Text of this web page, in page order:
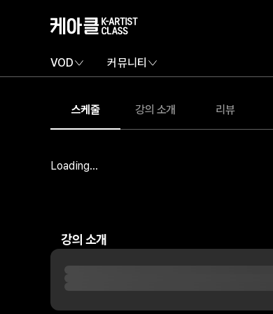
VOD 커뮤니티
스케줄 강의 소개 리뷰
Loading...
강의 소개